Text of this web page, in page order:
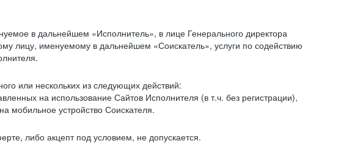
в дальнейшем «Исполнитель», в лице Генерального директора
лицу, именуемому в дальнейшем «Соискатель», услуги по содействию
или нескольких из следующих действий:
на использование Сайтов Исполнителя (в т.ч. без регистрации),
мобильное устройство Соискателя.
либо акцепт под условием, не допускается.